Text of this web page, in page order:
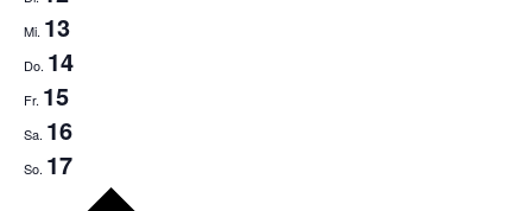
Mi. 13
Do. 14
Fr. 15
Sa. 16
So. 17